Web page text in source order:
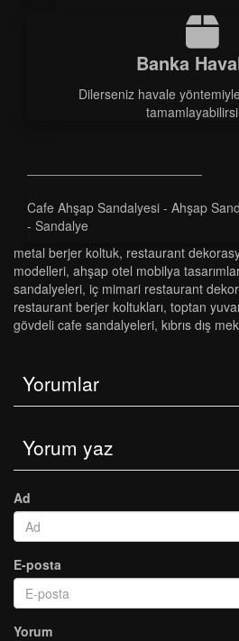
Banka
Dilerseniz havale
Cafe Ahşap Sandalyesi - Ahşap
- Sandalye
metal berjer koltuk, restaurant
modelleri, ahşap otel mobilya
sandalyeleri, i̇ç mimari restaurant
restaurant berjer koltukları, toptan
gövdeli cafe sandalyeleri, kıbrıs dış
Yorumlar
Yorum yaz
Ad
E-posta
Yorum